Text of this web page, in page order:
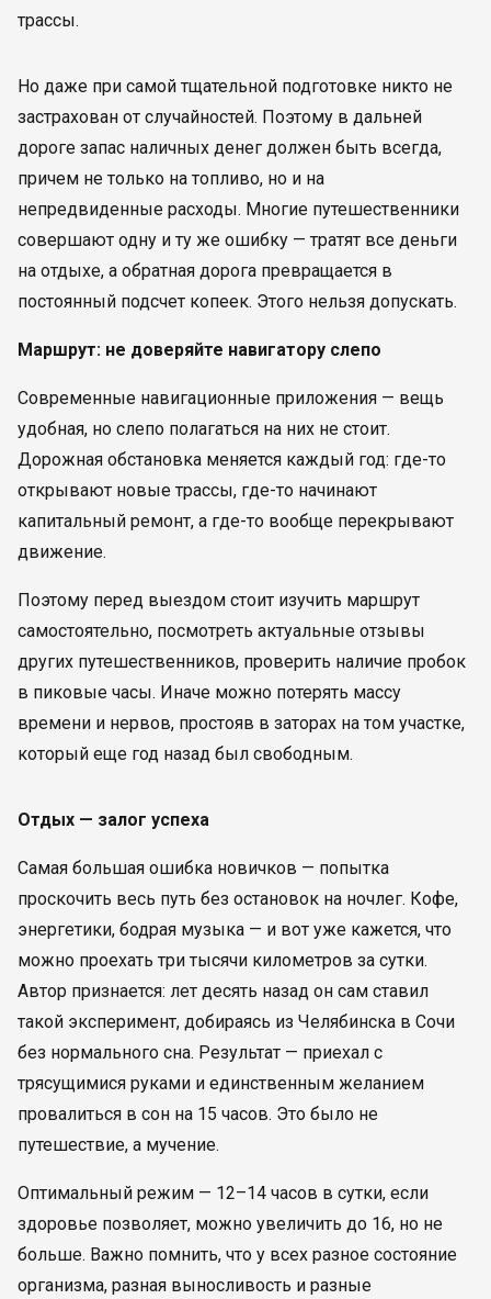
трассы.
Но даже при самой тщательной подготовке никто не
застрахован от случайностей. Поэтому в дальней
дороге запас наличных денег должен быть всегда,
причем не только на топливо, но и на
непредвиденные расходы. Многие путешественники
совершают одну и ту же ошибку — тратят все деньги
на отдыхе, а обратная дорога превращается в
постоянный подсчет копеек. Этого нельзя допускать.
Маршрут: не доверяйте навигатору слепо
Современные навигационные приложения — вещь
удобная, но слепо полагаться на них не стоит.
Дорожная обстановка меняется каждый год: где-то
открывают новые трассы, где-то начинают
капитальный ремонт, а где-то вообще перекрывают
движение.
Поэтому перед выездом стоит изучить маршрут
самостоятельно, посмотреть актуальные отзывы
других путешественников, проверить наличие пробок
в пиковые часы. Иначе можно потерять массу
времени и нервов, простояв в заторах на том участке,
который еще год назад был свободным.
Отдых — залог успеха
Самая большая ошибка новичков — попытка
проскочить весь путь без остановок на ночлег. Кофе,
энергетики, бодрая музыка — и вот уже кажется, что
можно проехать три тысячи километров за сутки.
Автор признается: лет десять назад он сам ставил
такой эксперимент, добираясь из Челябинска в Сочи
без нормального сна. Результат — приехал с
трясущимися руками и единственным желанием
провалиться в сон на 15 часов. Это было не
путешествие, а мучение.
Оптимальный режим — 12–14 часов в сутки, если
здоровье позволяет, можно увеличить до 16, но не
больше. Важно помнить, что у всех разное состояние
организма, разная выносливость и разные